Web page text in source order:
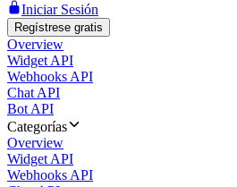
Iniciar Sesión
Regístrese gratis
Overview
Widget API
Webhooks API
Chat API
Bot API
Categorías
Overview
Widget API
Webhooks API